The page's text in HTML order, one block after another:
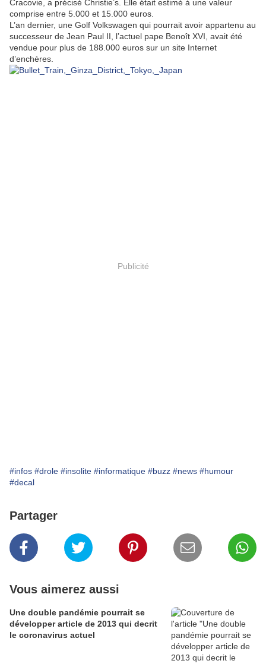
Cracovie, a précisé Christie’s. Elle était estimé à une valeur
comprise entre 5.000 et 15.000 euros.
L’an dernier, une Golf Volkswagen qui pourrait avoir appartenu au
successeur de Jean Paul II, l’actuel pape Benoît XVI, avait été
vendue pour plus de 188.000 euros sur un site Internet
d’enchères.
Publicité
#infos #drole #insolite #informatique #buzz #news #humour
#decal
Partager
Vous aimerez aussi
Une double pandémie pourrait se
développer article de 2013 qui decrit
le coronavirus actuel